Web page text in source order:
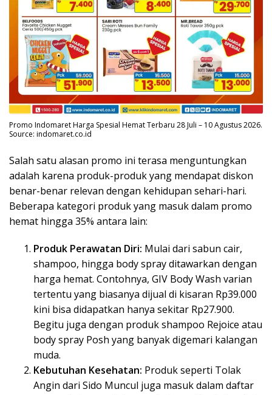
Promo Indomaret Harga Spesial Hemat Terbaru 28 Juli – 10 Agustus 2026.
Source: indomaret.co.id
Salah satu alasan promo ini terasa menguntungkan
adalah karena produk-produk yang mendapat diskon
benar-benar relevan dengan kehidupan sehari-hari.
Beberapa kategori produk yang masuk dalam promo
hemat hingga 35% antara lain:
Produk Perawatan Diri: Mulai dari sabun cair,
shampoo, hingga body spray ditawarkan dengan
harga hemat. Contohnya, GIV Body Wash varian
tertentu yang biasanya dijual di kisaran Rp39.000
kini bisa didapatkan hanya sekitar Rp27.900.
Begitu juga dengan produk shampoo Rejoice atau
body spray Posh yang banyak digemari kalangan
muda.
Kebutuhan Kesehatan: Produk seperti Tolak
Angin dari Sido Muncul juga masuk dalam daftar